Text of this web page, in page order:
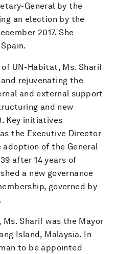
General by the
an election by the
2017. She
UN-Habitat, Ms. Sharif
rejuvenating the
and external support
and new
Key initiatives
the Executive Director
of the General
after 14 years of
a new governance
governed by
Sharif was the Mayor
Island, Malaysia. In
to be appointed